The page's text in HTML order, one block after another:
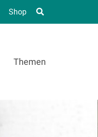
Shop
Themen